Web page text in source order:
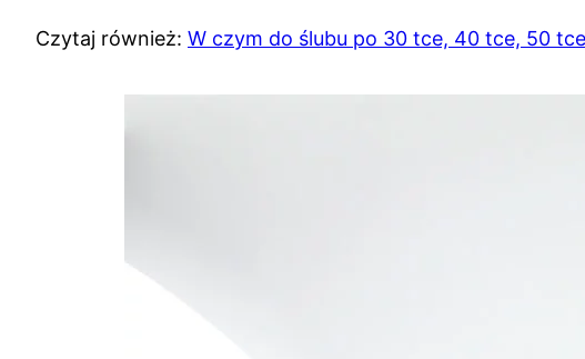
Czytaj również: W czym do ślubu po 30 tce, 40 tce, 50